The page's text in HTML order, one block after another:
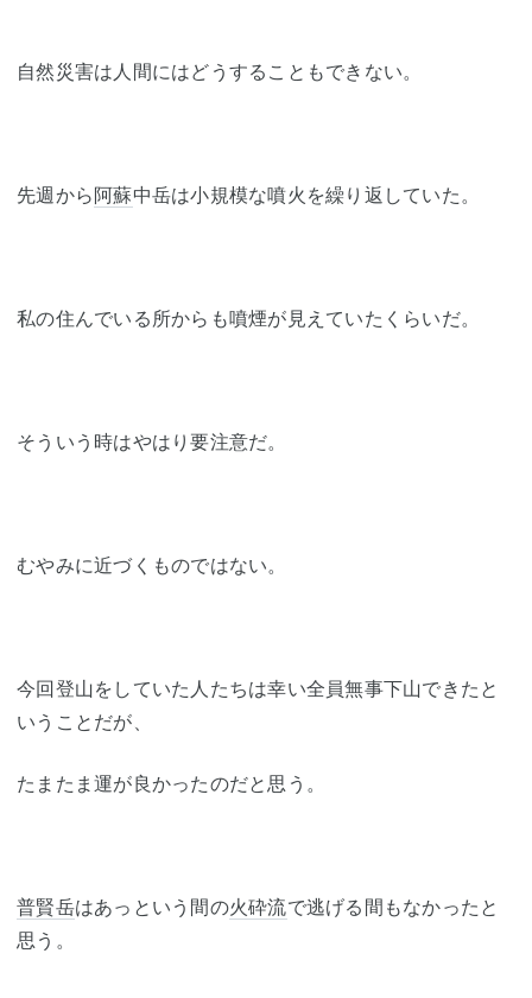
自然災害は人間にはどうすることもできない。
先週から阿蘇中岳は小規模な噴火を繰り返していた。
私の住んでいる所からも噴煙が見えていたくらいだ。
そういう時はやはり要注意だ。
むやみに近づくものではない。
今回登山をしていた人たちは幸い全員無事下山できたと
いうことだが、
たまたま運が良かったのだと思う。
普賢岳はあっという間の火砕流で逃げる間もなかったと
思う。